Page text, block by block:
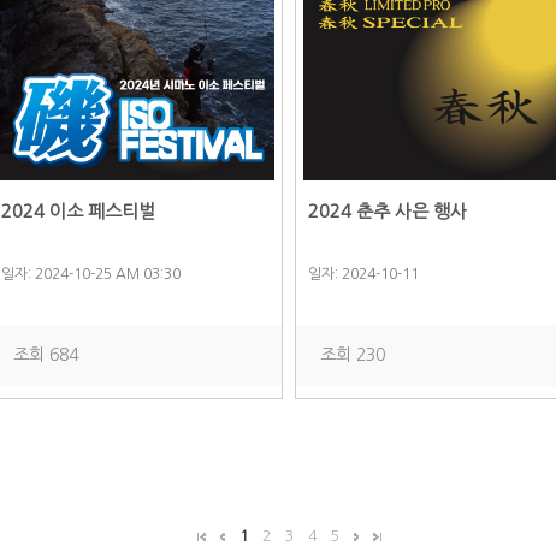
2024 이소 페스티벌
일자: 2024-10-25 AM 03:30
조회 684
2024 춘추 사은 행사
일자: 2024-10-11
조회 230
1 2 3 4 5